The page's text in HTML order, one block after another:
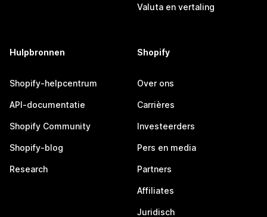
Valuta en vertaling
Hulpbronnen
Shopify-helpcentrum
API-documentatie
Shopify Community
Shopify-blog
Research
Shopify
Over ons
Carrières
Investeerders
Pers en media
Partners
Affiliates
Juridisch